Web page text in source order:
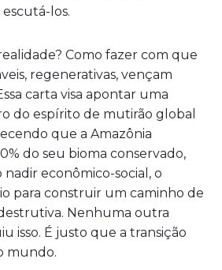
los.
Como fazer com que
regenerativas, vençam
carta visa apontar uma
do espírito de mutirão global
que a Amazônia
do seu bioma conservado,
econômico-social, o
para construir um caminho de
Nenhuma outra
isso. É justo que a transição
mundo.